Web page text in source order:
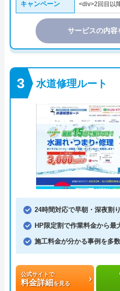
キャンペーン <div>2回目以
サービスの内容
水道修理ルート
24時間対応で早朝・深夜割
HP限定割で作業料金から最
施工料金が分かる事例を多
公式サイトで
料金詳細を見る